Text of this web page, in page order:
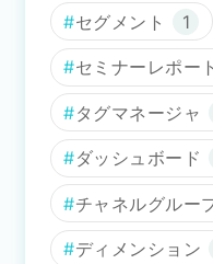
セグメント 1
セミナーレポート
タグマネージャ
ダッシュボード
チャネルグルー
ディメンション